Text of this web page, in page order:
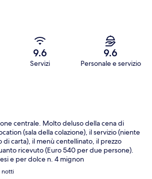
9.6
Servizi
9.6
Personale e servizio
centrale. Molto deluso della cena di
(sala della colazione), il servizio (niente
di carta), il menù centellinato, il prezzo
ricevuto (Euro 540 per due persone).
e per dolce n. 4 mignon
notti